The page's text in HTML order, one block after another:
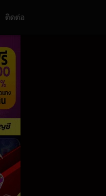
ติดต่อ